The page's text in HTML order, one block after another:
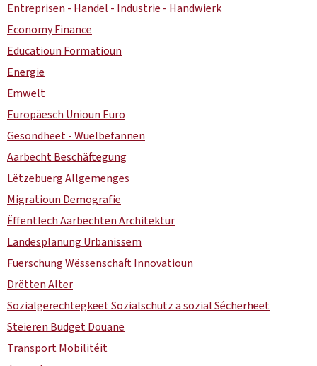
Entreprisen - Handel - Industrie - Handwierk
Economy Finance
Educatioun Formatioun
Energie
Ëmwelt
Europäesch Unioun Euro
Gesondheet - Wuelbefannen
Aarbecht Beschäftegung
Lëtzebuerg Allgemenges
Migratioun Demografie
Ëffentlech Aarbechten Architektur
Landesplanung Urbanissem
Fuerschung Wëssenschaft Innovatioun
Drëtten Alter
Sozialgerechtegkeet Sozialschutz a sozial Sécherheet
Steieren Budget Douane
Transport Mobilitéit